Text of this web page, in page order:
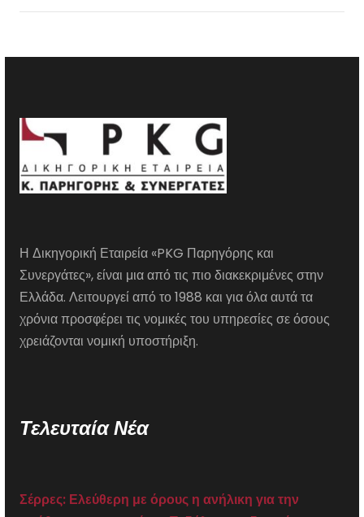
Η Δικηγορική Εταιρεία «PKG Παρηγόρης και
Συνεργάτες», είναι μια από τις πιο διακεκριμένες στην
Ελλάδα. Λειτουργεί από το 1988 και για όλα αυτά τα
χρόνια προσφέρει τις νομικές του υπηρεσίες σε όσους
χρειάζονται νομική υποστήριξη.
Τελευταία Νέα
Σέρρες: Ελεύθερη με όρους η ανήλικη για την